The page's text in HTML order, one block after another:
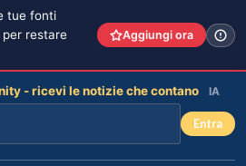
tue fonti
per restare
Aggiungi ora
- ricevi le notizie che contano IA
Entra